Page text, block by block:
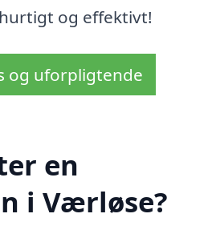
og effektivt!
og uforpligtende
en
i Værløse?